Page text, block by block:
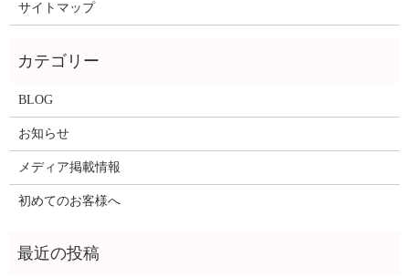
サイトマップ
BLOG
お知らせ
メディア掲載情報
初めてのお客様へ